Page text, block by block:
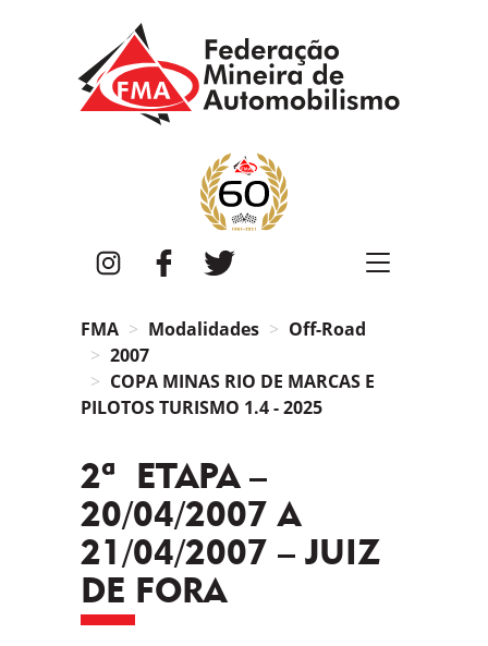
InstagramFacebook
FMA Modalidades
Off-Road
2007
COPA MINAS RIO DE MARCAS E
PILOTOS TURISMO 1.4 - 2025
2ª ETAPA –
20/04/2007 A
21/04/2007 – JUIZ
DE FORA